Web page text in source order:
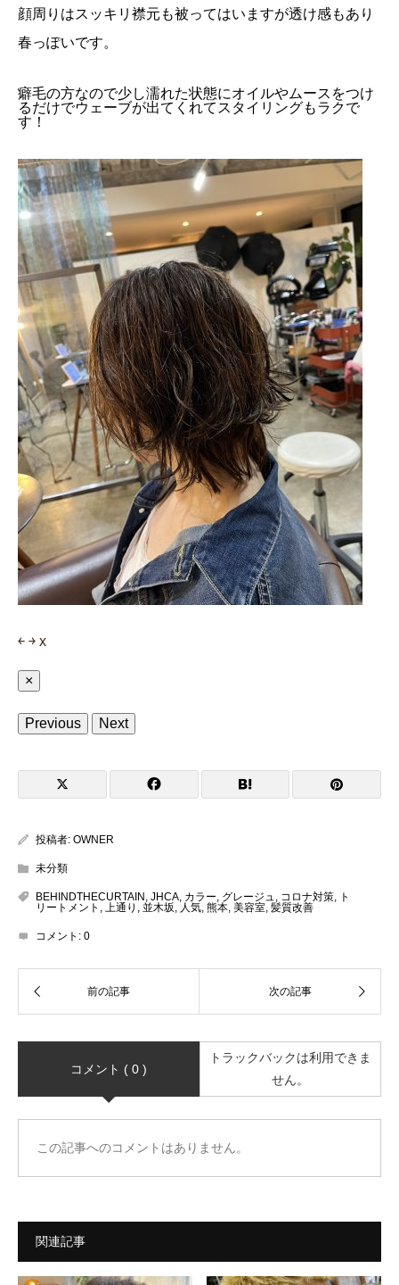
顔周りはスッキリ襟元も被ってはいますが透け感もあり
春っぽいです。
癖毛の方なので少し濡れた状態にオイルやムースをつけ
るだけでウェーブが出てくれてスタイリングもラクで
す！
￩ ￫ x
×
Previous Next
投稿者: OWNER
未分類
BEHINDTHECURTAIN , JHCA, カラー, グレージュ, コロナ対策, ト
リートメント , 上通り , 並木坂, 人気, 熊本, 美容室, 髪質改善
コメント: 0
コメント ( 0 )
トラックバックは利用できま
せん。
この記事へのコメントはありません。
関連記事